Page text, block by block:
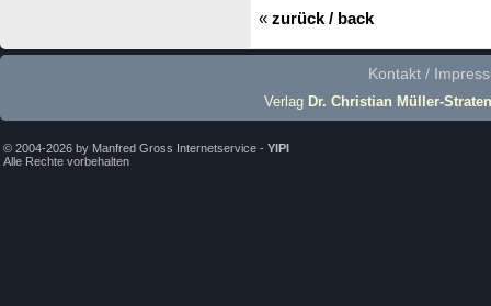
« zurück / back
Kontakt /
Verlag Dr. Christian Müller-Straten
© 2004-2026 by Manfred Gross Internetservice - YIPI
Alle Rechte vorbehalten